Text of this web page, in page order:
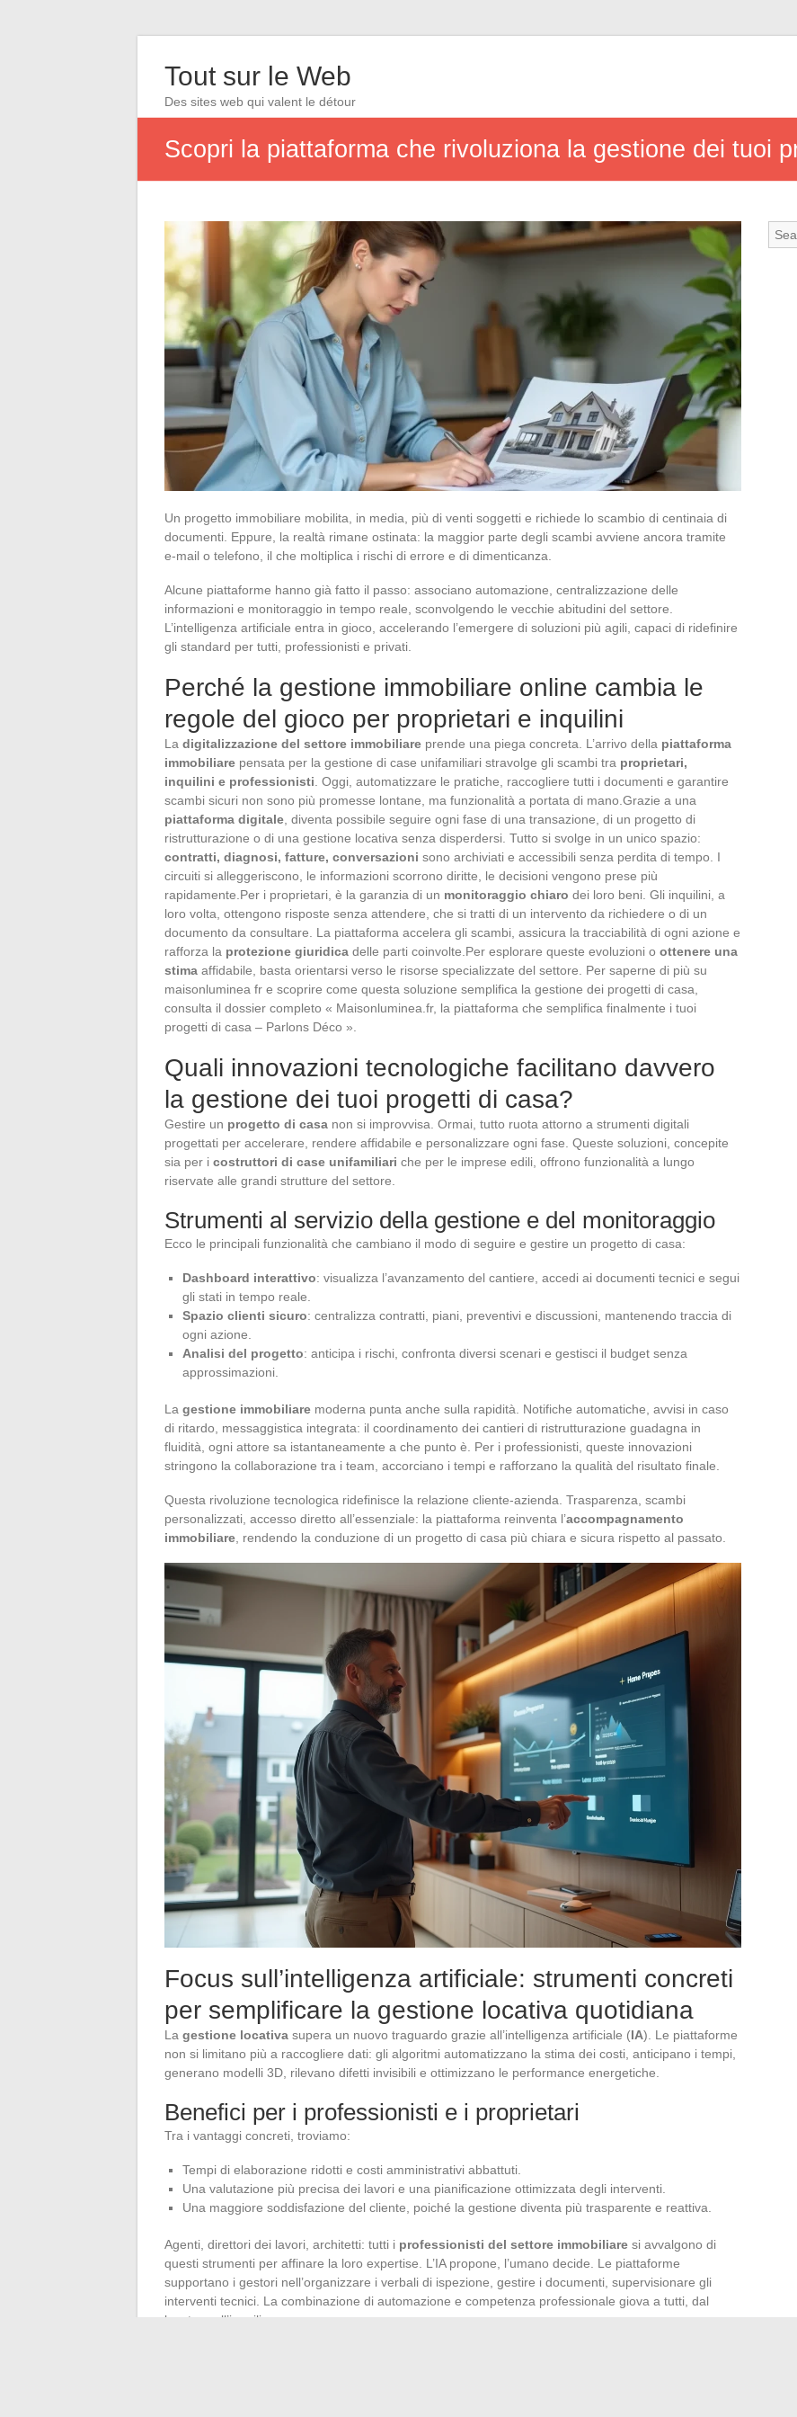
Tout sur le Web
Des sites web qui valent le détour
Scopri la piattaforma che rivoluziona la gestione dei tuoi
Un progetto immobiliare mobilita, in media, più di venti soggetti e richiede lo scambio di centinaia di
documenti. Eppure, la realtà rimane ostinata: la maggior parte degli scambi avviene ancora tramite
e-mail o telefono, il che moltiplica i rischi di errore e di dimenticanza.
Alcune piattaforme hanno già fatto il passo: associano automazione, centralizzazione delle
informazioni e monitoraggio in tempo reale, sconvolgendo le vecchie abitudini del settore.
L’intelligenza artificiale entra in gioco, accelerando l’emergere di soluzioni più agili, capaci di ridefinire
gli standard per tutti, professionisti e privati.
Perché la gestione immobiliare online cambia le
regole del gioco per proprietari e inquilini
La digitalizzazione del settore immobiliare prende una piega concreta. L’arrivo della piattaforma
immobiliare pensata per la gestione di case unifamiliari stravolge gli scambi tra proprietari,
inquilini e professionisti . Oggi, automatizzare le pratiche, raccogliere tutti i documenti e garantire
scambi sicuri non sono più promesse lontane, ma funzionalità a portata di mano.Grazie a una
piattaforma digitale , diventa possibile seguire ogni fase di una transazione, di un progetto di
ristrutturazione o di una gestione locativa senza disperdersi. Tutto si svolge in un unico spazio:
contratti, diagnosi, fatture, conversazioni sono archiviati e accessibili senza perdita di tempo. I
circuiti si alleggeriscono, le informazioni scorrono diritte, le decisioni vengono prese più
rapidamente.Per i proprietari, è la garanzia di un monitoraggio chiaro dei loro beni. Gli inquilini, a
loro volta, ottengono risposte senza attendere, che si tratti di un intervento da richiedere o di un
documento da consultare. La piattaforma accelera gli scambi, assicura la tracciabilità di ogni azione e
rafforza la protezione giuridica delle parti coinvolte.Per esplorare queste evoluzioni o ottenere una
stima affidabile, basta orientarsi verso le risorse specializzate del settore. Per saperne di più su
maisonluminea fr e scoprire come questa soluzione semplifica la gestione dei progetti di casa,
consulta il dossier completo « Maisonluminea.fr, la piattaforma che semplifica finalmente i tuoi
progetti di casa – Parlons Déco ».
Quali innovazioni tecnologiche facilitano davvero
la gestione dei tuoi progetti di casa?
Gestire un progetto di casa non si improvvisa. Ormai, tutto ruota attorno a strumenti digitali
progettati per accelerare, rendere affidabile e personalizzare ogni fase. Queste soluzioni, concepite
sia per i costruttori di case unifamiliari che per le imprese edili, offrono funzionalità a lungo
riservate alle grandi strutture del settore.
Strumenti al servizio della gestione e del monitoraggio
Ecco le principali funzionalità che cambiano il modo di seguire e gestire un progetto di casa:
Dashboard interattivo: visualizza l’avanzamento del cantiere, accedi ai documenti tecnici e segui
gli stati in tempo reale.
Spazio clienti sicuro: centralizza contratti, piani, preventivi e discussioni, mantenendo traccia di
ogni azione.
Analisi del progetto: anticipa i rischi, confronta diversi scenari e gestisci il budget senza
approssimazioni.
La gestione immobiliare moderna punta anche sulla rapidità. Notifiche automatiche, avvisi in caso
di ritardo, messaggistica integrata: il coordinamento dei cantieri di ristrutturazione guadagna in
fluidità, ogni attore sa istantaneamente a che punto è. Per i professionisti, queste innovazioni
stringono la collaborazione tra i team, accorciano i tempi e rafforzano la qualità del risultato finale.
Questa rivoluzione tecnologica ridefinisce la relazione cliente-azienda. Trasparenza, scambi
personalizzati, accesso diretto all’essenziale: la piattaforma reinventa l’accompagnamento
immobiliare , rendendo la conduzione di un progetto di casa più chiara e sicura rispetto al passato.
Focus sull’intelligenza artificiale: strumenti concreti
per semplificare la gestione locativa quotidiana
La gestione locativa supera un nuovo traguardo grazie all’intelligenza artificiale (IA). Le piattaforme
non si limitano più a raccogliere dati: gli algoritmi automatizzano la stima dei costi, anticipano i tempi,
generano modelli 3D, rilevano difetti invisibili e ottimizzano le performance energetiche.
Benefici per i professionisti e i proprietari
Tra i vantaggi concreti, troviamo:
Tempi di elaborazione ridotti e costi amministrativi abbattuti.
Una valutazione più precisa dei lavori e una pianificazione ottimizzata degli interventi.
Una maggiore soddisfazione del cliente, poiché la gestione diventa più trasparente e reattiva.
Agenti, direttori dei lavori, architetti: tutti i professionisti del settore immobiliare si avvalgono di
questi strumenti per affinare la loro expertise. L’IA propone, l’umano decide. Le piattaforme
supportano i gestori nell’organizzare i verbali di ispezione, gestire i documenti, supervisionare gli
interventi tecnici. La combinazione di automazione e competenza professionale giova a tutti, dal
locatore all’inquilino.